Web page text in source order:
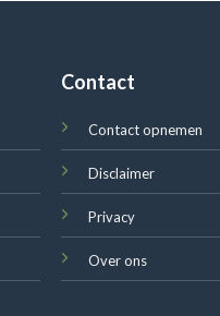
Contact
Contact opnemen
Disclaimer
Privacy
Over ons